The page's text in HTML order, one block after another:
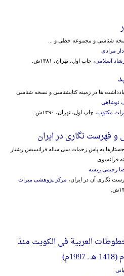
شناسی و مجموعه خطی و ...
مرادی
اسلامی، چاپ اول، تهران، ۱۳۸۱ش.
ها در زمینه کتابشناسی و نسخه شناسی
نوشاهی
مکتوب، چاپ اول، تهران، ۱۳۹۰ش.
فهرست نگاری در ایران
به‌ پاس‌ زحمات‌ سی‌ ساله‌ فرانسیس‌ رشیار
فرانسوی‌
رحیمی ریسه
نگاری آن در ایران، مرکز پژوهشی میراث
العربیة فی الکویت منذ